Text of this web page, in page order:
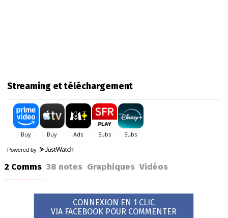
Streaming et téléchargement
Powered by
2 Comms 38 notes Graphiques Vidéos
CONNEXION EN 1 CLIC
VIA FACEBOOK POUR COMMENTER